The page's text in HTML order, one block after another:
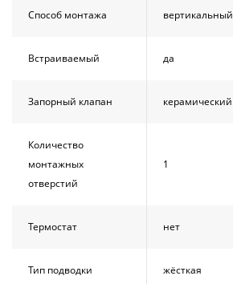
Способ монтажа вертикальный
Встраиваемый да
Запорный клапан керамический
Количество
монтажных
отверстий
1
Термостат нет
Тип подводки жёсткая